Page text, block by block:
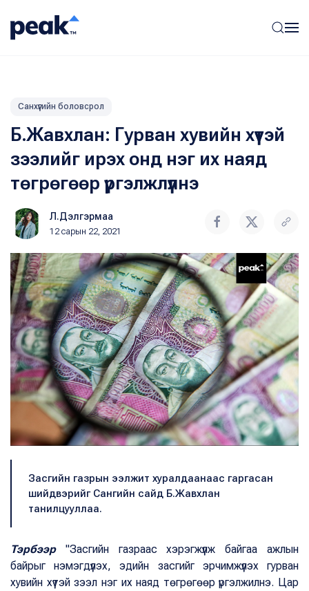
Санхүүгийн боловсрол
Б.Жавхлан: Гурван хувийн хүүтэй
зээлийг ирэх онд нэг их наяд
төгрөгөөр үргэлжлүүлнэ
Л.Дэлгэрмаа
12 сарын 22, 2021
Засгийн газрын ээлжит хуралдаанаас гаргасан
шийдвэрийг Сангийн сайд Б.Жавхлан
танилцууллаа.
Тэрбээр"Засгийн газраас хэрэгжүүлж байгаа ажлын
байрыг нэмэгдүүлэх, эдийн засгийг эрчимжүүлэх гурван
хувийн хүүтэй зээл нэг их наяд төгрөгөөр үргэлжилнэ. Цар